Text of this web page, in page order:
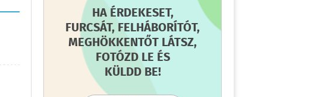
HA ÉRDEKESET,
FURCSÁT, FELHÁBORÍTÓT,
MEGHÖKKENTŐT LÁTSZ,
FOTÓZD LE ÉS
KÜLDD BE!